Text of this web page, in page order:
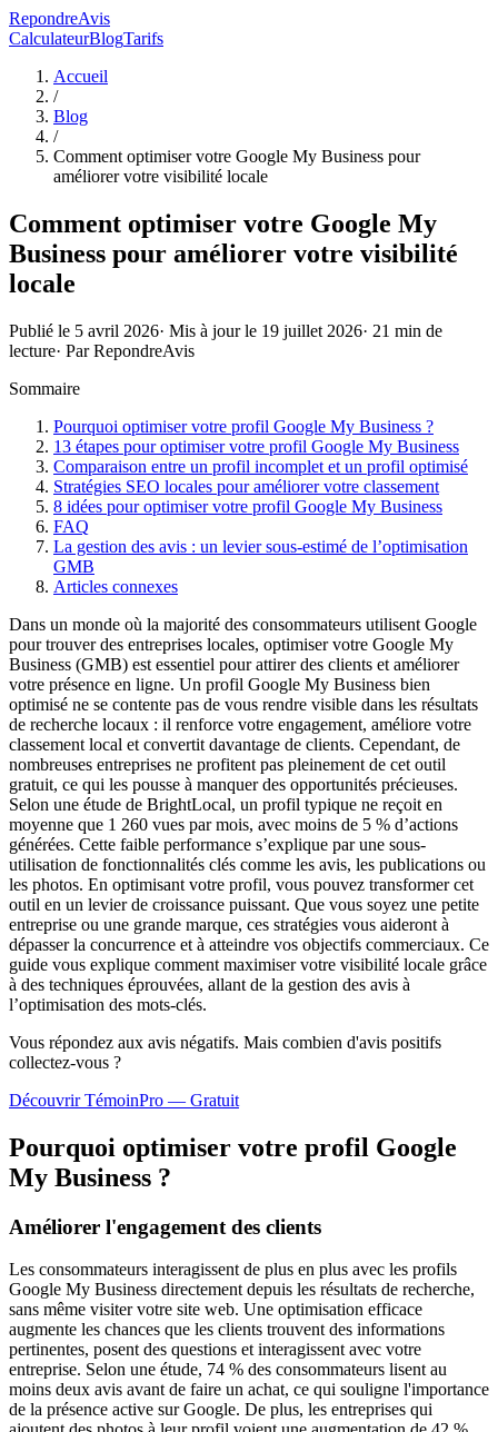
RepondreAvis
CalculateurBlogTarifs
Accueil
/
Blog
/
Comment optimiser votre Google My Business pour
améliorer votre visibilité locale
Comment optimiser votre Google My
Business pour améliorer votre visibilité
locale
Publié le 5 avril 2026· Mis à jour le 19 juillet 2026· 21 min de
lecture· ParRepondreAvis
Sommaire
Pourquoi optimiser votre profil Google My Business ?
13 étapes pour optimiser votre profil Google My Business
Comparaison entre un profil incomplet et un profil optimisé
Stratégies SEO locales pour améliorer votre classement
8 idées pour optimiser votre profil Google My Business
FAQ
La gestion des avis : un levier sous-estimé de l’optimisation
GMB
Articles connexes
Dans un monde où la majorité des consommateurs utilisent Google
pour trouver des entreprises locales, optimiser votre Google My
Business (GMB) est essentiel pour attirer des clients et améliorer
votre présence en ligne. Un profil Google My Business bien
optimisé ne se contente pas de vous rendre visible dans les résultats
de recherche locaux : il renforce votre engagement, améliore votre
classement local et convertit davantage de clients. Cependant, de
nombreuses entreprises ne profitent pas pleinement de cet outil
gratuit, ce qui les pousse à manquer des opportunités précieuses.
Selon une étude de BrightLocal, un profil typique ne reçoit en
moyenne que 1 260 vues par mois, avec moins de 5 % d’actions
générées. Cette faible performance s’explique par une sous-
utilisation de fonctionnalités clés comme les avis, les publications ou
les photos. En optimisant votre profil, vous pouvez transformer cet
outil en un levier de croissance puissant. Que vous soyez une petite
entreprise ou une grande marque, ces stratégies vous aideront à
dépasser la concurrence et à atteindre vos objectifs commerciaux. Ce
guide vous explique comment maximiser votre visibilité locale grâce
à des techniques éprouvées, allant de la gestion des avis à
l’optimisation des mots-clés.
Vous répondez aux avis négatifs. Mais combien d'avis positifs
collectez-vous ?
Découvrir TémoinPro — Gratuit
Pourquoi optimiser votre profil Google
My Business ?
Améliorer l'engagement des clients
Les consommateurs interagissent de plus en plus avec les profils
Google My Business directement depuis les résultats de recherche,
sans même visiter votre site web. Une optimisation efficace
augmente les chances que les clients trouvent des informations
pertinentes, posent des questions et interagissent avec votre
entreprise. Selon une étude, 74 % des consommateurs lisent au
moins deux avis avant de faire un achat, ce qui souligne l'importance
de la présence active sur Google. De plus, les entreprises qui